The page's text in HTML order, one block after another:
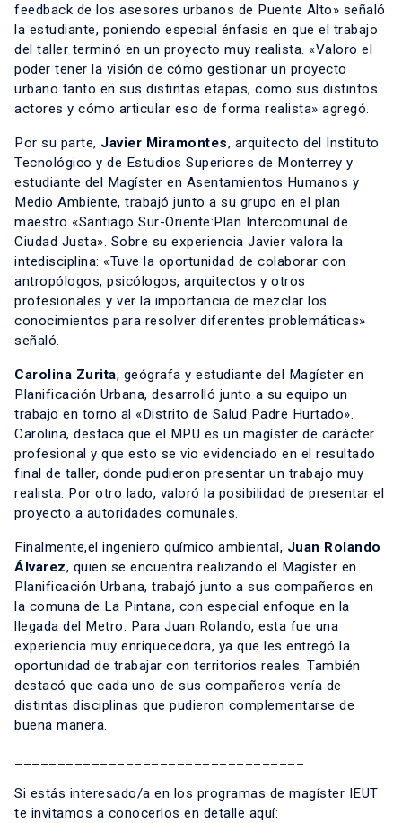
feedback de los asesores urbanos de Puente Alto» señaló
la estudiante, poniendo especial énfasis en que el trabajo
del taller terminó en un proyecto muy realista. «Valoro el
poder tener la visión de cómo gestionar un proyecto
urbano tanto en sus distintas etapas, como sus distintos
actores y cómo articular eso de forma realista» agregó.
Por su parte, Javier Miramontes, arquitecto del Instituto
Tecnológico y de Estudios Superiores de Monterrey y
estudiante del Magíster en Asentamientos Humanos y
Medio Ambiente, trabajó junto a su grupo en el plan
maestro «Santiago Sur-Oriente:​Plan Intercomunal de​
Ciudad Justa». Sobre su experiencia Javier valora la
intedisciplina: «Tuve la oportunidad de colaborar con
antropólogos, psicólogos, arquitectos y otros
profesionales y ver la importancia de mezclar los
conocimientos para resolver diferentes problemáticas»
señaló.
Carolina Zurita, geógrafa y estudiante del Magíster en
Planificación Urbana, desarrolló junto a su equipo un
trabajo en torno al «Distrito de Salud Padre Hurtado».
Carolina, destaca que el MPU es un magíster de carácter
profesional y que esto se vio evidenciado en el resultado
final de taller, donde pudieron presentar un trabajo muy
realista. Por otro lado, valoró la posibilidad de presentar el
proyecto a autoridades comunales.
Finalmente,el ingeniero químico ambiental, Juan Rolando
Álvarez, quien se encuentra realizando el Magíster en
Planificación Urbana, trabajó junto a sus compañeros en
la comuna de La Pintana, con especial enfoque en la
llegada del Metro. Para Juan Rolando, esta fue una
experiencia muy enriquecedora, ya que les entregó la
oportunidad de trabajar con territorios reales. También
destacó que cada uno de sus compañeros venía de
distintas disciplinas que pudieron complementarse de
buena manera.
Si estás interesado/a en los programas de magíster IEUT
te invitamos a conocerlos en detalle aquí: